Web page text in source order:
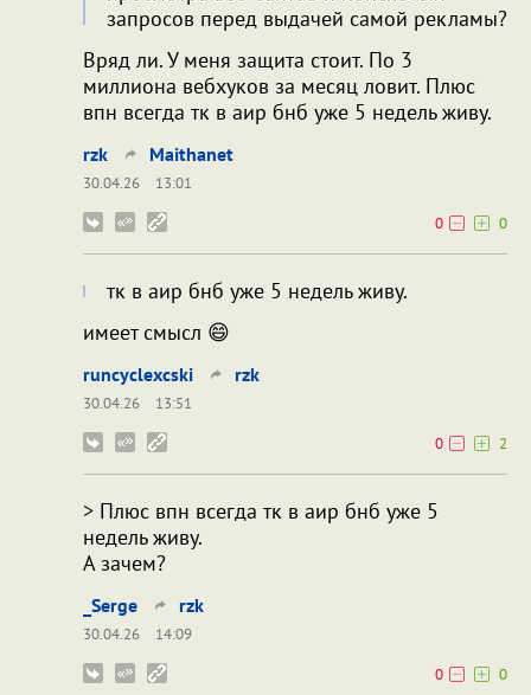
запросов перед выдачей самой рекламы?
Вряд ли. У меня защита стоит. По 3
миллиона вебхуков за месяц ловит. Плюс
впн всегда тк в аир бнб уже 5 недель живу.
rzk Maithanet
30.04.26
13:01
0
0
тк в аир бнб уже 5 недель живу.
имеет смысл 😄
runcyclexcski rzk
30.04.26
13:51
0
2
> Плюс впн всегда тк в аир бнб уже 5
недель живу.
А зачем?
_Serge rzk
30.04.26
14:09
0
0